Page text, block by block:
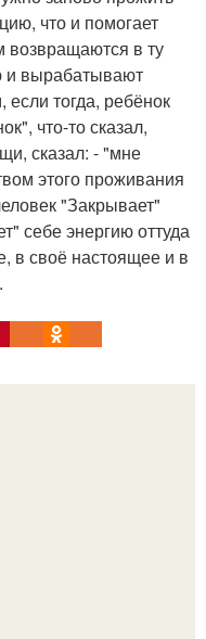
что и помогает
возвращаются в ту
и вырабатывают
тогда, ребёнок
что-то сказал,
сказал: - "мне
этого проживания
"Закрывает"
себе энергию оттуда
в своё настоящее и в